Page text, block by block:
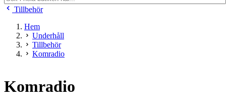
Tillbehör
Hem
Underhåll
Tillbehör
Komradio
Komradio